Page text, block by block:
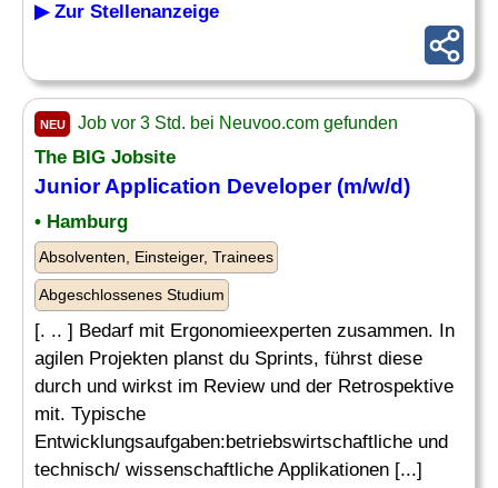
▶ Zur Stellenanzeige
NEU Job vor 3 Std. bei Neuvoo.com gefunden
The BIG Jobsite
JuniorApplication Developer(m/w/d)
• Hamburg
Absolventen, Einsteiger, Trainees
Abgeschlossenes Studium
[. .. ] Bedarf mit Ergonomieexperten zusammen. In
agilen Projekten planst du Sprints, führst diese
durch und wirkst im Review und der Retrospektive
mit. Typische
Entwicklungsaufgaben:betriebswirtschaftliche und
technisch/ wissenschaftliche Applikationen [...]